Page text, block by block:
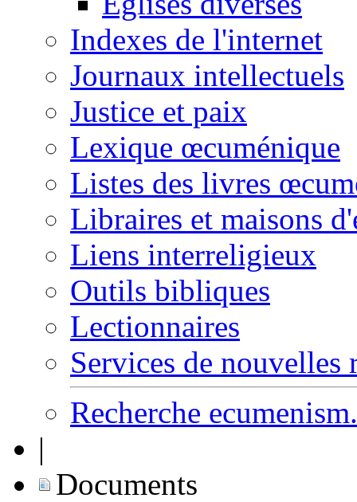
Indexes de l'internet
Journaux intellectuels
Justice et paix
Lexique œcuménique
Listes des livres
Libraires et maisons
Liens interreligieux
Outils bibliques
Lectionnaires
Services de nouvelles
Recherche
|
Documents